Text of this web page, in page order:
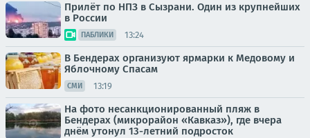
Прилёт по НПЗ в Сызрани. Один из крупнейших
в России
ПАБЛИКИ 13:24
В Бендерах организуют ярмарки к Медовому и
Яблочному Спасам
СМИ 13:19
На фото несанкционированный пляж в
Бендерах (микрорайон «Кавказ»), где вчера
днём утонул 13-летний подросток